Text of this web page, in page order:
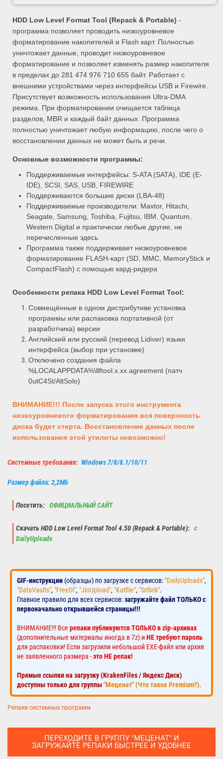
HDD Low Level Format Tool (Repack & Portable) -
программа позволяет проводить низкоуровневое
форматирование накопителей и Flash карт. Полностью
уничтожает данные, проводит низкоуровневое
форматирование и позволяет изменять размер накопителя
в пределах до 281 474 976 710 655 байт. Работает с
внешними устройствами через интерфейсы USB и Firewire.
Присутствует возможность использования Ultra-DMA
режима. При форматировании очищается таблица
разделов, MBR и каждый байт данных. Программа
полностью уничтожает любую информацию, после чего о
восстановлении данных не может быть и речи.
Основные возможности программы:
Поддерживаемые интерфейсы: S-ATA (SATA), IDE (E-
IDE), SCSI, SAS, USB, FIREWIRE
Поддерживаются большие диски (LBA-48)
Поддерживаемые производители: Maxtor, Hitachi,
Seagate, Samsung, Toshiba, Fujitsu, IBM, Quantum,
Western Digital и практически любые другие, не
перечисленные здесь
Программа также поддерживает низкоуровневое
форматирование FLASH-карт (SD, MMC, MemoryStick и
CompactFlash) с помощью кард-ридера
Особенности репака HDD Low Level Format Tool:
Совмещённые в одном дистрибутиве установка
программы или распаковка портативной (от
разработчика) версии
Английский или русский (перевод Lidiver) языки
интерфейса (выбор при установке)
Отключено создания файла
%LOCALAPPDATA%\llftool.x.xx.agreement (патч
0utC4St/AltSolo)
ВНИМАНИЕ!!! После запуска этого инструмента
низкоуровневого форматирования вся поверхность
диска будет стерта. Восстановление данных после
использования этой утилиты невозможно!
Системные требования: Windows 7/8/8.1/10/11
Размер файла: 2,2Mb
Посетить: ОФИЦИАЛЬНЫЙ САЙТ
Скачать HDD Low Level Format Tool 4.50 (Repack & Portable): с
DailyUploads
GIF-инструкции (образцы) по загрузке с сервисов: "DailyUploads",
"DataVaults", "FreeDl", "JioUpload", "Katfile", "Srtlink".
Главное правило для всех сервисов:загружайте файл ТОЛЬКО с
первоначально открывшейся страницы!!!
ВНИМАНИЕ!!! Все репаки публикуются ТОЛЬКО в zip-архивах
(дополнительные материалы иногда в 7z) иНЕ требуют пароль
для распаковки! Если загрузили небольшой EXE-файл или архив
не заявленного размера -это НЕ репак!
Прямые ссылки на загрузку (KrakenFiles / Яндекс Диск)
доступны только для группы"Меценат" (Что такое Premium?).
Репаки системных программ
ПЕРЕХОДИТЕ В ГРУППУ "МЕЦЕНАТ" И
ЗАГРУЖАЙТЕ РЕПАКИ БЫСТРЕЕ И УДОБНЕЕ